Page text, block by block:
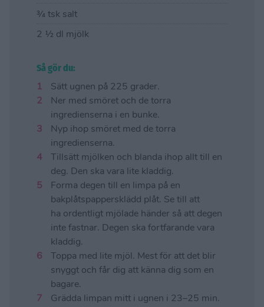
¾ tsk salt
2 ½ dl mjölk
Så gör du:
Sätt ugnen på 225 grader.
Ner med smöret och de torra
ingredienserna i en bunke.
Nyp ihop smöret med de torra
ingredienserna.
Tillsätt mjölken och blanda ihop allt till en
deg. Den ska vara lite kladdig.
Forma degen till en limpa på en
bakplåtspappersklädd plåt. Se till att
ha ordentligt mjölade händer så att degen
inte fastnar. Degen ska fortfarande vara
kladdig.
Toppa med lite mjöl. Mest för att det blir
snyggt och får dig att känna dig som en
bagare.
Grädda limpan mitt i ugnen i 23–25 min.